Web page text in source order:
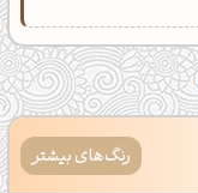
رنگ‌های بیشتر